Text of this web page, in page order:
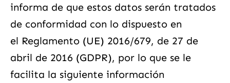
informa de que estos datos serán tratados
de conformidad con lo dispuesto en
el Reglamento (UE) 2016/679, de 27 de
abril de 2016 (GDPR), por lo que se le
facilita la siguiente información